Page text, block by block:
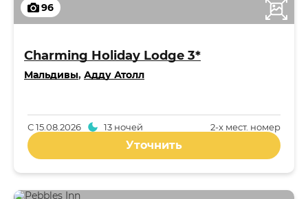
96
Charming Holiday Lodge 3*
Мальдивы, Адду Атолл
2-x мест. номер
С15.08.2026 13 ночей
Уточнить